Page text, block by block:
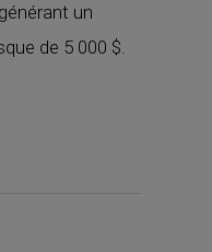
un
de 5 000 $.